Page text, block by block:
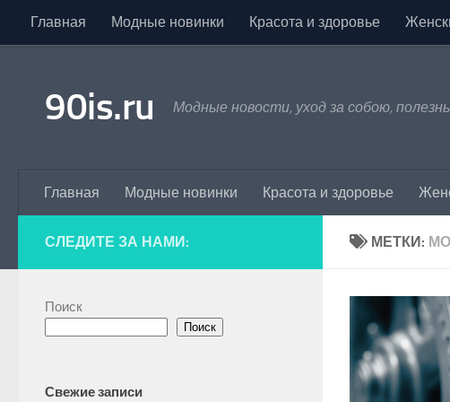
Skip to content
Главная Модные новинки Красота и здоровье
90is.ru Модные новости, уход за собою,
Главная Модные новинки Красота и здоровье
МЕТКИ:
СЛЕДИТЕ ЗА НАМИ:
Поиск
Поиск
Свежие записи